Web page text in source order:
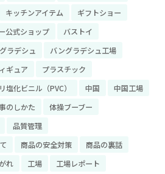
キッチンアイテム
ギフトショー
公式ショップ
バストイ
ラデシュ
バングラデシュ工場
ギュア
プラスチック
塩化ビニル（PVC） 中国
中国工場
のしかた
体操ブーブー
品質管理
商品の安全対策
商品の裏話
れ 工場
工場レポート